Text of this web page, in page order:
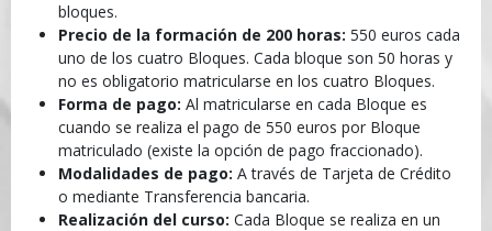
bloques.
Precio de la formación de 200 horas: 550 euros cada
uno de los cuatro Bloques. Cada bloque son 50 horas y
no es obligatorio matricularse en los cuatro Bloques.
Forma de pago: Al matricularse en cada Bloque es
cuando se realiza el pago de 550 euros por Bloque
matriculado (existe la opción de pago fraccionado).
Modalidades de pago: A través de Tarjeta de Crédito
o mediante Transferencia bancaria.
Realización del curso: Cada Bloque se realiza en un